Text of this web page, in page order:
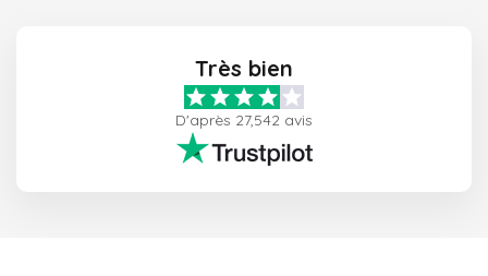
Très bien
D'après 27,542 avis